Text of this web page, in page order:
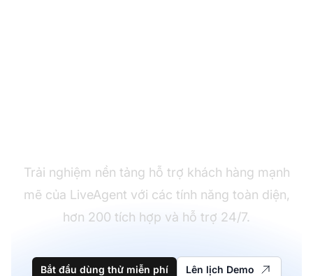
Trải nghiệm nền tảng hỗ trợ khách hàng mạnh
mẽ của LiveAgent với các tính năng toàn diện,
hơn 200 tích hợp và hỗ trợ 24/7.
Bắt đầu dùng thử miễn phí Lên lịch Demo